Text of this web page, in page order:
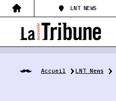
LNT NEWS
Accueil LNT News